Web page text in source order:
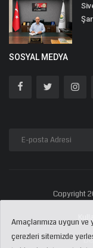
SOSYAL MEDYA
Copyright
Amaçlarımıza uygun
çerezleri sitemizde